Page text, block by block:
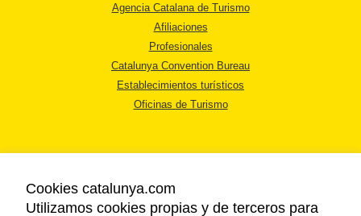
Agencia Catalana de Turismo
Afiliaciones
Profesionales
Catalunya Convention Bureau
Establecimientos turísticos
Oficinas de Turismo
Cookies catalunya.com
Utilizamos cookies propias y de terceros para